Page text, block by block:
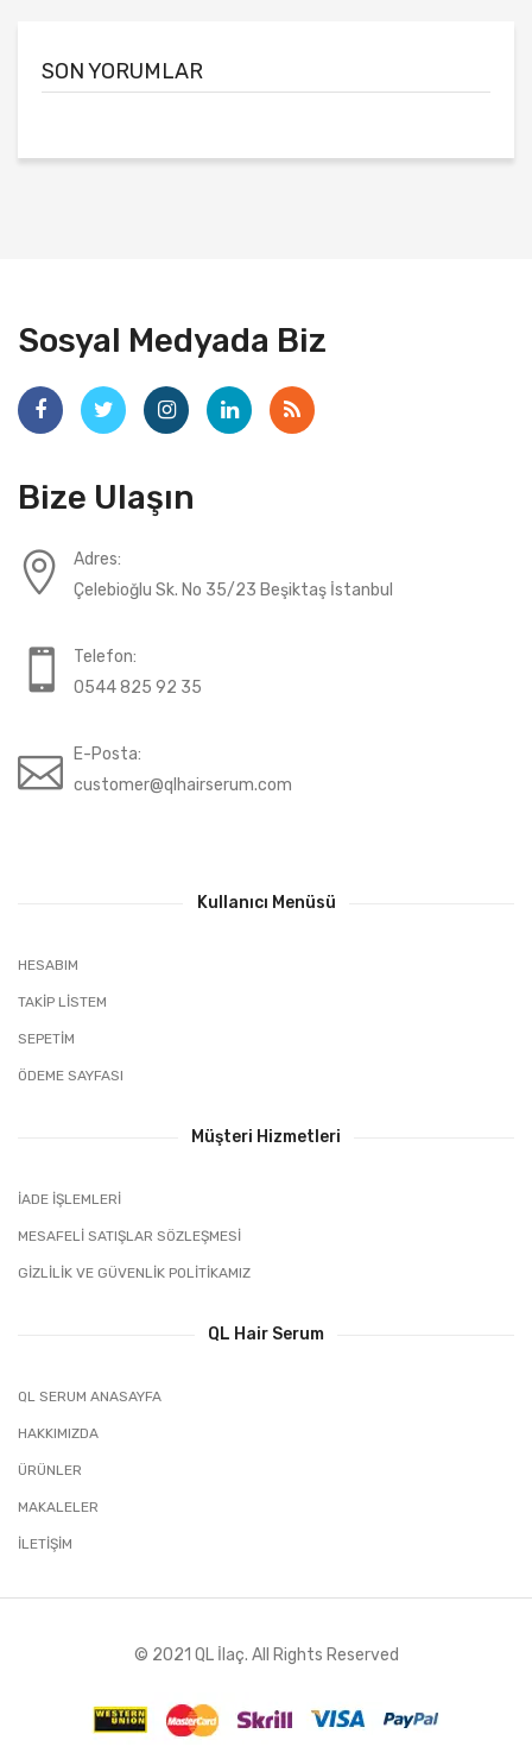
SON YORUMLAR
Sosyal Medyada Biz
Bize Ulaşın
Adres:
Çelebioğlu Sk. No 35/23 Beşiktaş İstanbul
Telefon:
0544 825 92 35
E-Posta:
customer@qlhairserum.com
Kullanıcı Menüsü
HESABIM
TAKIP LISTEM
SEPETIM
ÖDEME SAYFASI
Müşteri Hizmetleri
İADE İŞLEMLERI
MESAFELI SATIŞLAR SÖZLEŞMESI
GIZLILIK VE GÜVENLIK POLITIKAMIZ
QL Hair Serum
QL SERUM ANASAYFA
HAKKIMIZDA
ÜRÜNLER
MAKALELER
İLETIŞIM
© 2021 QL İlaç. All Rights Reserved